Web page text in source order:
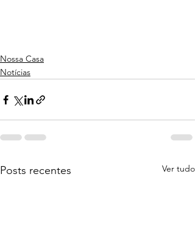
Nossa Casa
Notícias
Posts recentes Ver tudo